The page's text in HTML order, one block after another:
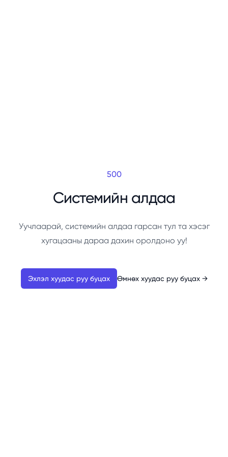
500
Системийн алдаа
Уучлаарай, системийн алдаа гарсан тул та хэсэг
хугацааны дараа дахин оролдоно уу!
Эхлэл хуудас руу буцах Өмнөх хуудас руу буцах →